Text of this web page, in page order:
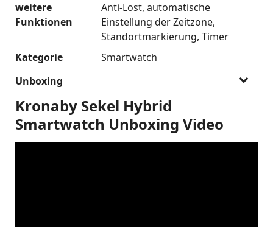
weitere
Funktionen
Anti-Lost automatische
Einstellung der Zeitzone
Standortmarkierung Timer
Kategorie
Smartwatch
Unboxing
Kronaby Sekel Hybrid
Smartwatch Unboxing Video